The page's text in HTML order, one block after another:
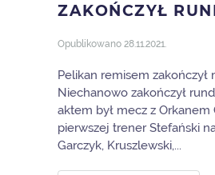
ZAKOŃCZYŁ
Opublikowano 28.11.2021.
Pelikan remisem zakończył
Niechanowo zakończył
aktem był mecz z Orkanem
pierwszej trener Stefański
Garczyk, Kruszlewski,...